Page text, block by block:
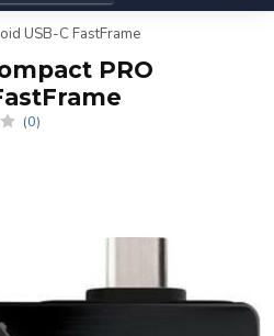
USB-C FastFrame
PRO
(0)